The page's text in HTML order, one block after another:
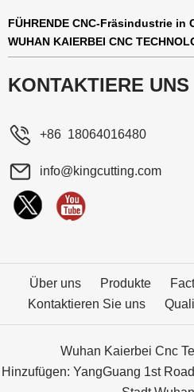
FÜHRENDE CNC-Fräsindustrie in
WUHAN KAIERBEI CNC
KONTAKTIERE UNS
+86 18064016480
info@kingcutting.com
Über uns Produkte
Kontaktieren Sie uns
Wuhan Kaierbei Cnc
Hinzufügen: YangGuang 1st